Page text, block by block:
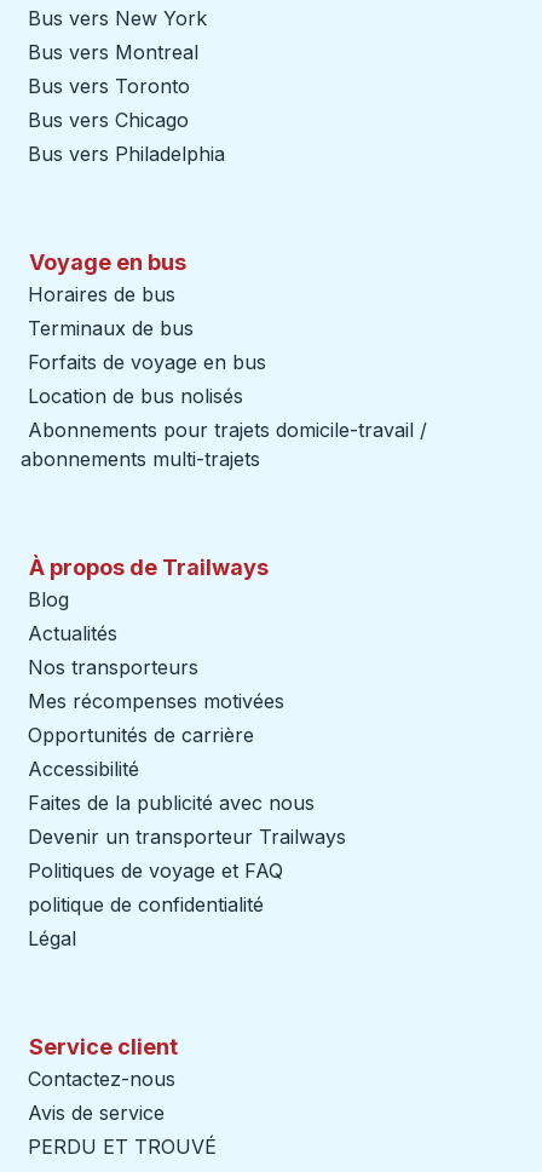
Bus vers New York
Bus vers Montreal
Bus vers Toronto
Bus vers Chicago
Bus vers Philadelphia
Voyage en bus
Horaires de bus
Terminaux de bus
Forfaits de voyage en bus
Location de bus nolisés
Abonnements pour trajets domicile-travail /
abonnements multi-trajets
À propos de Trailways
Blog
Actualités
Nos transporteurs
Mes récompenses motivées
Opportunités de carrière
Accessibilité
Faites de la publicité avec nous
Devenir un transporteur Trailways
Politiques de voyage et FAQ
politique de confidentialité
Légal
Service client
Contactez-nous
Avis de service
PERDU ET TROUVÉ